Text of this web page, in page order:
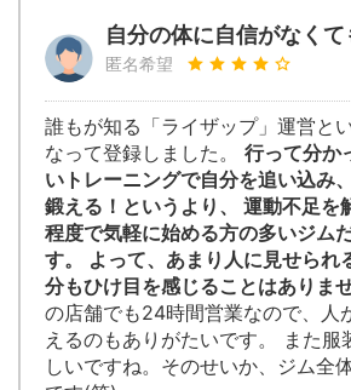
自分の体に自信がなくて
匿名希望
誰もが知る「ライザップ」運営と
なって登録しました。 行って分か
いトレーニングで自分を追い込み
鍛える！というより、 運動不足を
程度で気軽に始める方の多いジム
す。 よって、あまり人に見せられ
分もひけ目を感じることはありま
の店舗でも24時間営業なので、人
えるのもありがたいです。 また服
しいですね。そのせいか、ジム全